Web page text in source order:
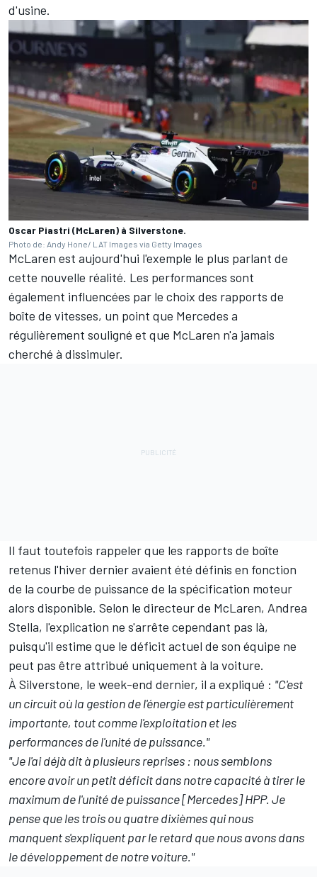
d'usine.
Oscar Piastri (McLaren) à Silverstone.
Photo de: Andy Hone/ LAT Images via Getty Images
McLaren est aujourd'hui l'exemple le plus parlant de
cette nouvelle réalité. Les performances sont
également influencées par le choix des rapports de
boîte de vitesses, un point que Mercedes a
régulièrement souligné et que McLaren n'a jamais
cherché à dissimuler.
Il faut toutefois rappeler que les rapports de boîte
retenus l'hiver dernier avaient été définis en fonction
de la courbe de puissance de la spécification moteur
alors disponible. Selon le directeur de McLaren, Andrea
Stella, l'explication ne s'arrête cependant pas là,
puisqu'il estime que le déficit actuel de son équipe ne
peut pas être attribué uniquement à la voiture.
À Silverstone, le week-end dernier, il a expliqué : "C'est
un circuit où la gestion de l'énergie est particulièrement
importante, tout comme l'exploitation et les
performances de l'unité de puissance."
"Je l'ai déjà dit à plusieurs reprises : nous semblons
encore avoir un petit déficit dans notre capacité à tirer le
maximum de l'unité de puissance [Mercedes] HPP. Je
pense que les trois ou quatre dixièmes qui nous
manquent s'expliquent par le retard que nous avons dans
le développement de notre voiture."